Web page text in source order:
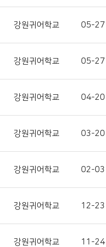
강원귀어학교 05-27
강원귀어학교 05-27
강원귀어학교 04-20
강원귀어학교 03-20
강원귀어학교 02-03
강원귀어학교 12-23
강원귀어학교 11-24